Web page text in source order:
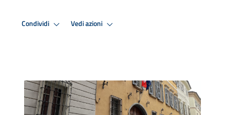
Condividi Vedi azioni